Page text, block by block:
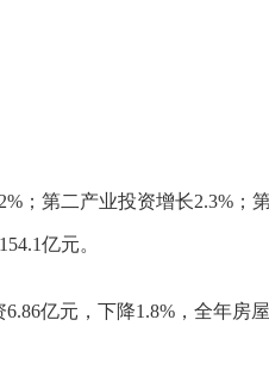
；第二产业投资增长2.3%；
亿元。
亿元，下降1.8%，全年房